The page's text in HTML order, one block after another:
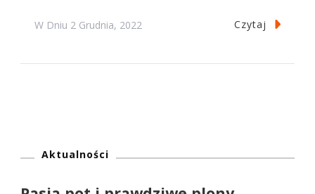
W Dniu 2 Grudnia, 2022 Czytaj
Aktualności